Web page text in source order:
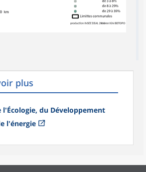
plus
l'Écologie, du Développement
l'énergie